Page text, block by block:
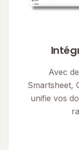
Avec
Smartsheet,
unifie vos